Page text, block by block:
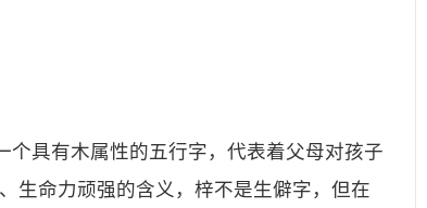
个具有木属性的五行字，代表着父母对孩子
生命力顽强的含义，梓不是生僻字，但在